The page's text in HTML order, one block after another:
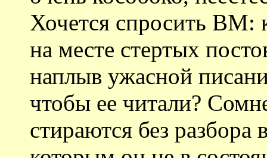
Хочется спросить ВМ:
на месте стертых
наплыв ужасной
чтобы ее читали?
стираются без